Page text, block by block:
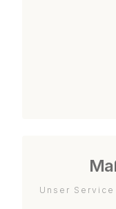
Unser